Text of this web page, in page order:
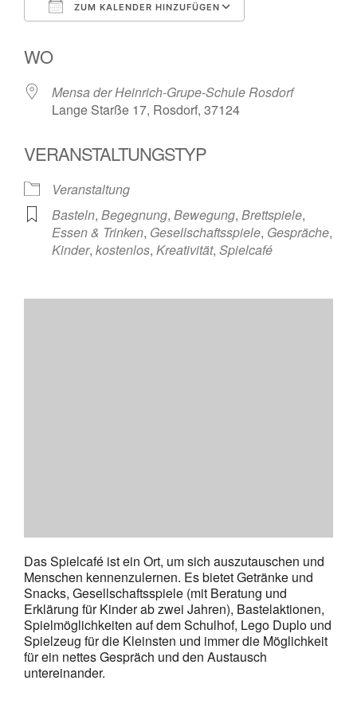
ZUM KALENDER HINZUFÜGEN
WO
Mensa der Heinrich-Grupe-Schule Rosdorf
Lange Starße 17, Rosdorf, 37124
VERANSTALTUNGSTYP
Veranstaltung
Basteln, Begegnung, Bewegung, Brettspiele,
Essen & Trinken, Gesellschaftsspiele, Gespräche,
Kinder, kostenlos, Kreativität, Spielcafé
Das Spielcafé ist ein Ort, um sich auszutauschen und
Menschen kennenzulernen. Es bietet Getränke und
Snacks, Gesellschaftsspiele (mit Beratung und
Erklärung für Kinder ab zwei Jahren), Bastelaktionen,
Spielmöglichkeiten auf dem Schulhof, Lego Duplo und
Spielzeug für die Kleinsten und immer die Möglichkeit
für ein nettes Gespräch und den Austausch
untereinander.